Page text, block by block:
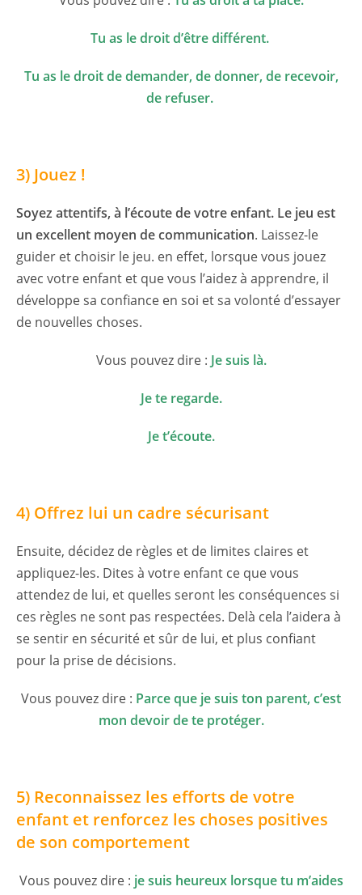
Tu as le droit d’être différent.
Tu as le droit de demander, de donner, de recevoir,
de refuser.
3) Jouez !
Soyez attentifs, à l’écoute de votre enfant. Le jeu est
un excellent moyen de communication. Laissez-le
guider et choisir le jeu. en effet, lorsque vous jouez
avec votre enfant et que vous l’aidez à apprendre, il
développe sa confiance en soi et sa volonté d’essayer
de nouvelles choses.
Vous pouvez dire : Je suis là.
Je te regarde.
Je t’écoute.
4) Offrez lui un cadre sécurisant
Ensuite, décidez de règles et de limites claires et
appliquez-les. Dites à votre enfant ce que vous
attendez de lui, et quelles seront les conséquences si
ces règles ne sont pas respectées. Delà cela l’aidera à
se sentir en sécurité et sûr de lui, et plus confiant
pour la prise de décisions.
Vous pouvez dire : Parce que je suis ton parent, c’est
mon devoir de te protéger.
5) Reconnaissez les efforts de votre
enfant et renforcez les choses positives
de son comportement
Vous pouvez dire : je suis heureux lorsque tu m’aides